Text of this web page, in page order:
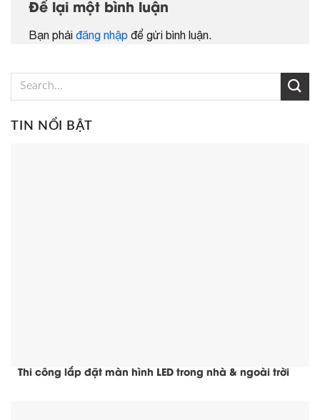
Để lại một bình luận
Bạn phải đăng nhập để gửi bình luận.
TIN NỔI BẬT
Thi công lắp đặt màn hình LED trong nhà & ngoài trời